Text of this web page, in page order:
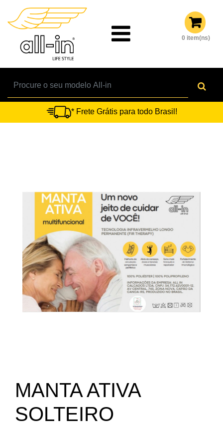
0 item(ns)
* Frete Grátis para todo Brasil!
MANTA ATIVA
SOLTEIRO